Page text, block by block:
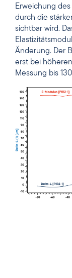
unter
ab dem
Erweichung
durch die
sichtbar wird.
Änderung. Der
erst bei
Messung bis